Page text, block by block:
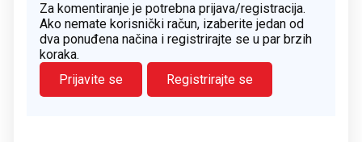
Za komentiranje je potrebna prijava/registracija.
Ako nemate korisnički račun, izaberite jedan od
dva ponuđena načina i registrirajte se u par brzih
koraka.
Prijavite se
Registrirajte se